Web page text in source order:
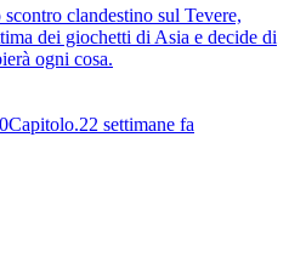
clandestino sul Tevere,
dei giochetti di Asia e decide di
ogni cosa.
0Capitolo.22 settimane fa